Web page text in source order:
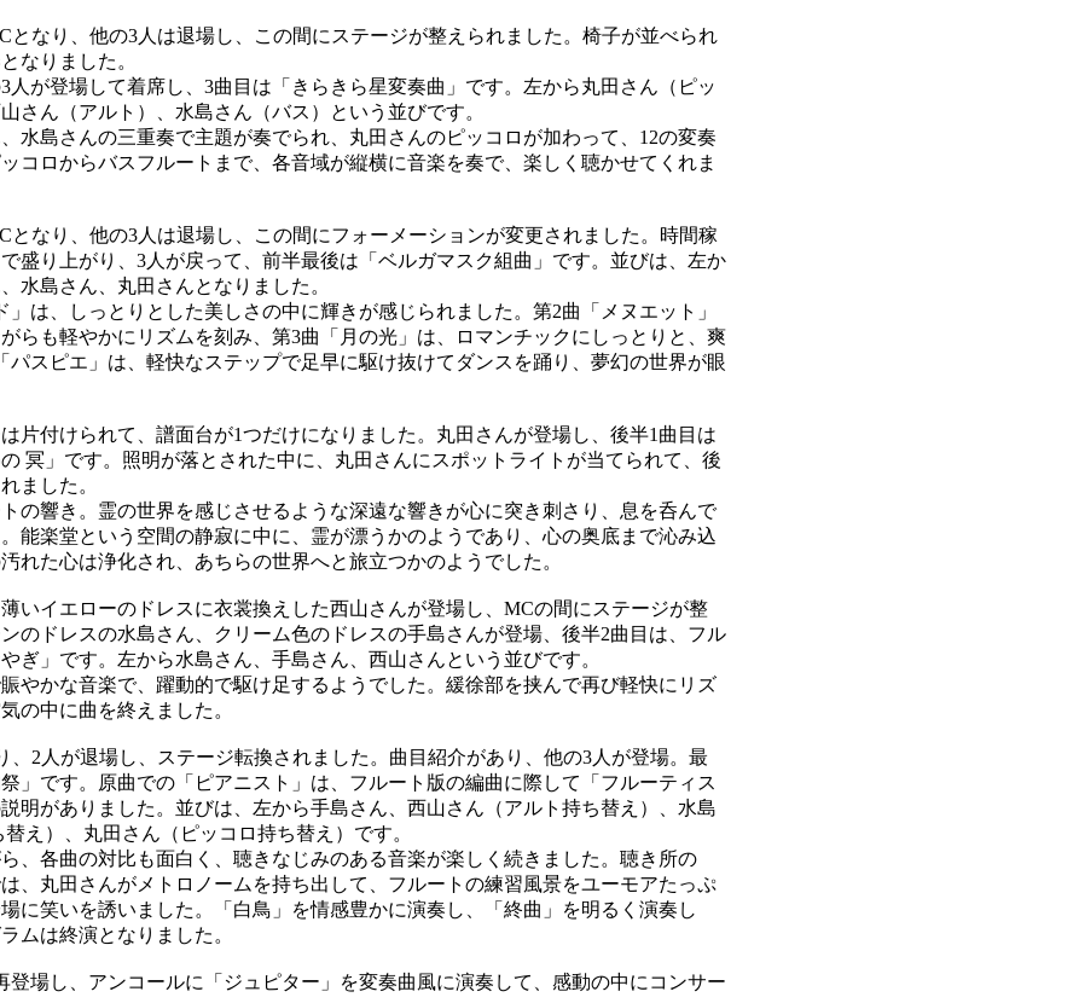
なり、他の3人は退場し、この間にステージが整えられました。椅子が並べられ
なりました。
が登場して着席し、3曲目は「きらきら星変奏曲」です。左から丸田さん（ピッ
さん（アルト）、水島さん（バス）という並びです。
水島さんの三重奏で主題が奏でられ、丸田さんのピッコロが加わって、12の変奏
コロからバスフルートまで、各音域が縦横に音楽を奏で、楽しく聴かせてくれま
なり、他の3人は退場し、この間にフォーメーションが変更されました。時間稼
盛り上がり、3人が戻って、前半最後は「ベルガマスク組曲」です。並びは、左か
水島さん、丸田さんとなりました。
は、しっとりとした美しさの中に輝きが感じられました。第2曲「メヌエット」
らも軽やかにリズムを刻み、第3曲「月の光」は、ロマンチックにしっとりと、爽
パスピエ」は、軽快なステップで足早に駆け抜けてダンスを踊り、夢幻の世界が眼
片付けられて、譜面台が1つだけになりました。丸田さんが登場し、後半1曲目は
の 冥」です。照明が落とされた中に、丸田さんにスポットライトが当てられて、後
ました。
の響き。霊の世界を感じさせるような深遠な響きが心に突き刺さり、息を呑んで
能楽堂という空間の静寂に中に、霊が漂うかのようであり、心の奥底まで沁み込
れた心は浄化され、あちらの世界へと旅立つかのようでした。
いイエローのドレスに衣裳換えした西山さんが登場し、MCの間にステージが整
のドレスの水島さん、クリーム色のドレスの手島さんが登場、後半2曲目は、フル
ぎ」です。左から水島さん、手島さん、西山さんという並びです。
やかな音楽で、躍動的で駆け足するようでした。緩徐部を挟んで再び軽快にリズ
の中に曲を終えました。
2人が退場し、ステージ転換されました。曲目紹介があり、他の3人が登場。最
」です。原曲での「ピアニスト」は、フルート版の編曲に際して「フルーティス
明がありました。並びは、左から手島さん、西山さん（アルト持ち替え）、水島
え）、丸田さん（ピッコロ持ち替え）です。
、各曲の対比も面白く、聴きなじみのある音楽が楽しく続きました。聴き所の
は、丸田さんがメトロノームを持ち出して、フルートの練習風景をユーモアたっぷ
に笑いを誘いました。「白鳥」を情感豊かに演奏し、「終曲」を明るく演奏し
ムは終演となりました。
場し、アンコールに「ジュピター」を変奏曲風に演奏して、感動の中にコンサー